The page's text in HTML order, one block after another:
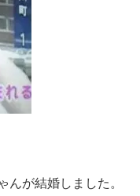
んが結婚しました。